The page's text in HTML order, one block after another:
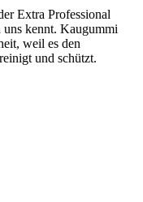
Extra Professional
kennt. Kaugummi
weil es den
und schützt.